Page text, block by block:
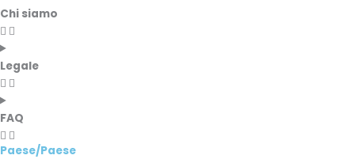
Chi siamo
Legale
FAQ
Paese/Paese